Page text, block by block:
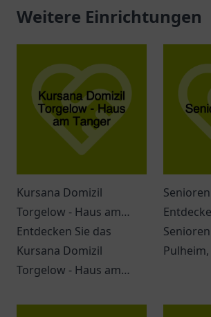
Weitere Einrichtungen
Kursana Domizil
Torgelow - Haus am
Tanger
Entdecken Sie das
Kursana Domizil
Torgelow - Haus am
Atmosphäre, vielfältige